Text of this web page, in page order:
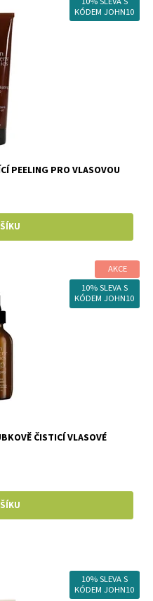
KÓDEM JOHN10
PEELING PRO VLASOVOU
AKCE
10% SLEVA S
KÓDEM JOHN10
ČISTICÍ VLASOVÉ
10% SLEVA S
KÓDEM JOHN10